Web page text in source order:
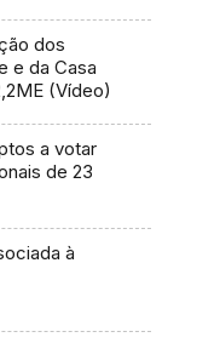
dos
e da Casa
(Vídeo)
a votar
de 23
à